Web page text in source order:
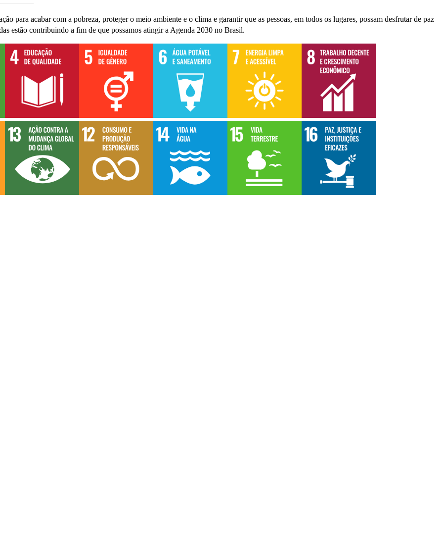
para acabar com a pobreza, proteger o meio ambiente e o clima e garantir que as pessoas, em todos os lugares, possam desfrutar de paz
estão contribuindo a fim de que possamos atingir a Agenda 2030 no Brasil.